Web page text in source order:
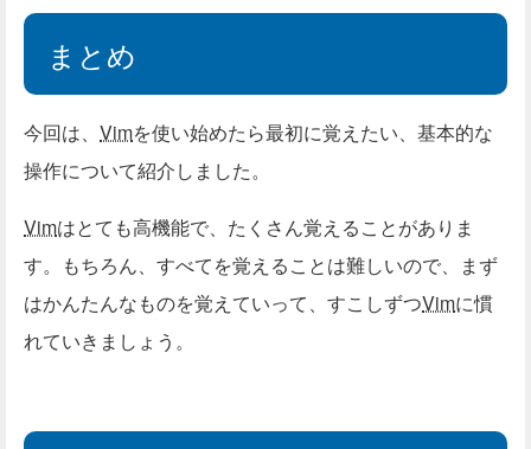
まとめ
今回は、 Vimを使い始めたら最初に覚えたい、基本的な
操作について紹介しました。
Vimはとても高機能で、たくさん覚えることがありま
す。もちろん、すべてを覚えることは難しいので、まず
はかんたんなものを覚えていって、すこしずつVimに慣
れていきましょう。